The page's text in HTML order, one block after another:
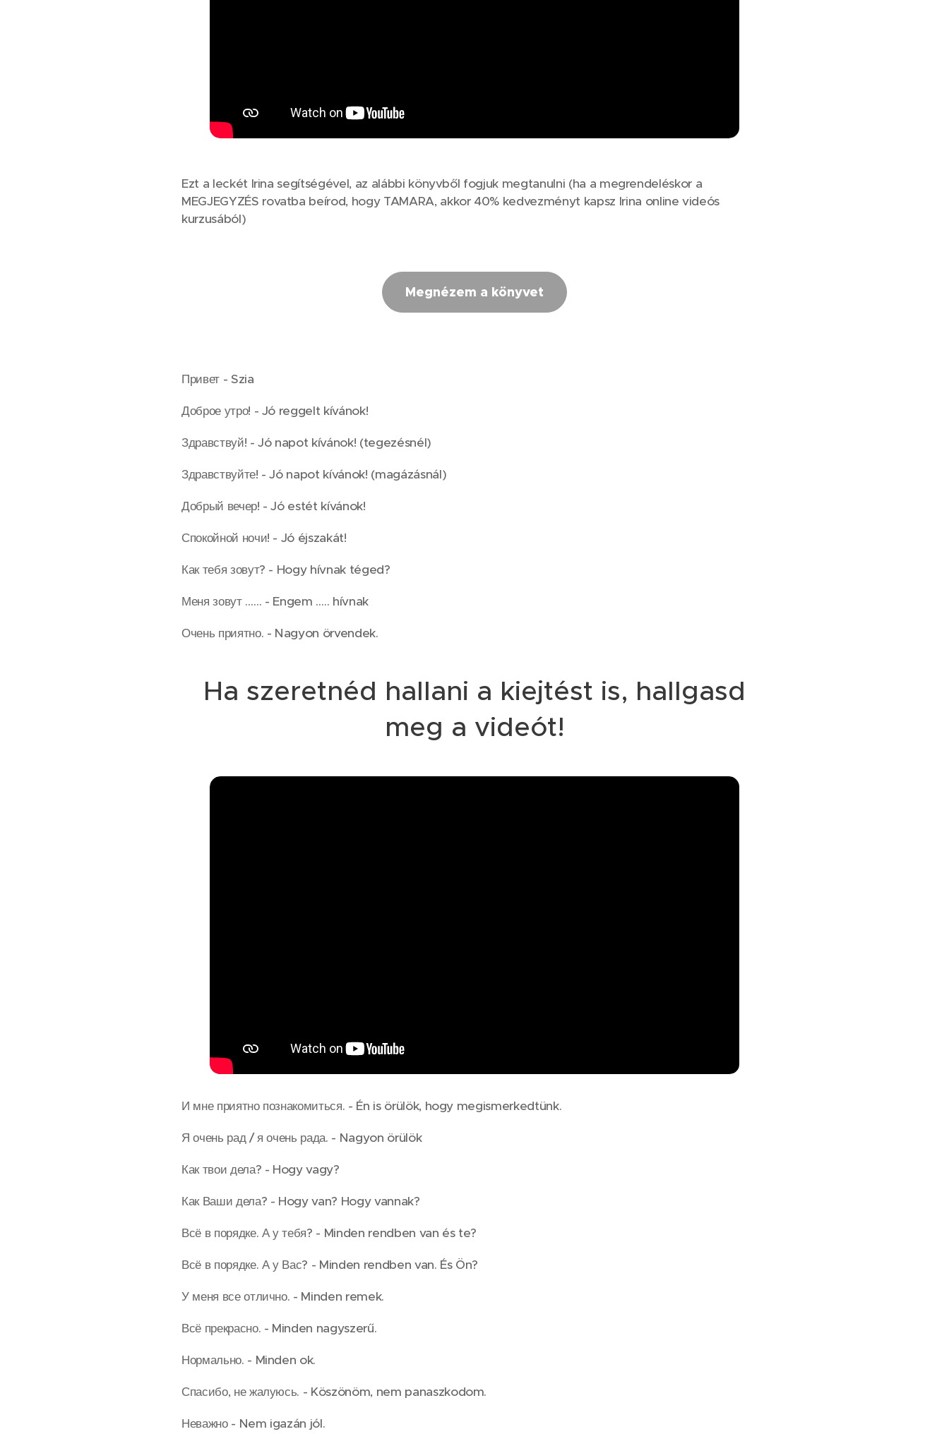
Ezt a leckét Irina segítségével, az alábbi könyvből fogjuk megtanulni (ha a megrendeléskor a
MEGJEGYZÉS rovatba beírod, hogy TAMARA, akkor 40% kedvezményt kapsz Irina online videós
kurzusából)
Megnézem a könyvet
Привет - Szia
Доброе утро! - Jó reggelt kívánok!
Здравствуй! - Jó napot kívánok! (tegezésnél)
Здравствуйте! - Jó napot kívánok! (magázásnál)
Добрый вечер! - Jó estét kívánok!
Спокойной ночи! - Jó éjszakát!
Как тебя зовут? - Hogy hívnak téged?
Меня зовут …… - Engem ….. hívnak
Очень приятно. - Nagyon örvendek.
Ha szeretnéd hallani a kiejtést is, hallgasd
meg a videót!
И мне приятно познакомиться. - Én is örülök, hogy megismerkedtünk.
Я очень рад / я очень рада. - Nagyon örülök
Как твои дела? - Hogy vagy?
Как Ваши дела? - Hogy van? Hogy vannak?
Всё в порядке. А у тебя? - Minden rendben van és te?
Всё в порядке. А у Вас? - Minden rendben van. És Ön?
У меня все отлично. - Minden remek.
Всё прекрасно. - Minden nagyszerű.
Нормально. - Minden ok.
Спасибо, не жалуюсь. - Köszönöm, nem panaszkodom.
Неважно - Nem igazán jól.